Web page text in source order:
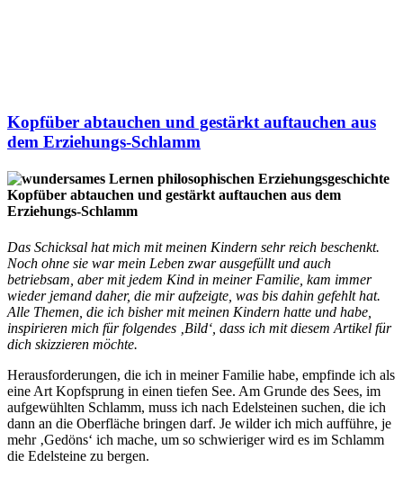
Kopfüber abtauchen und gestärkt auftauchen aus
dem Erziehungs-Schlamm
Kopfüber abtauchen und gestärkt auftauchen aus dem
Erziehungs-Schlamm
Das Schicksal hat mich mit meinen Kindern sehr reich beschenkt.
Noch ohne sie war mein Leben zwar ausgefüllt und auch
betriebsam, aber mit jedem Kind in meiner Familie, kam immer
wieder jemand daher, die mir aufzeigte, was bis dahin gefehlt hat.
Alle Themen, die ich bisher mit meinen Kindern hatte und habe,
inspirieren mich für folgendes ‚Bild‘, dass ich mit diesem Artikel für
dich skizzieren möchte.
Herausforderungen, die ich in meiner Familie habe, empfinde ich als
eine Art Kopfsprung in einen tiefen See. Am Grunde des Sees, im
aufgewühlten Schlamm, muss ich nach Edelsteinen suchen, die ich
dann an die Oberfläche bringen darf. Je wilder ich mich aufführe, je
mehr ‚Gedöns‘ ich mache, um so schwieriger wird es im Schlamm
die Edelsteine zu bergen.